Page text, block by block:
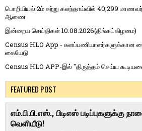
பொறியியல் 2ம் சுற்று கலந்தாய்வில் 40,299
ஆணை
இன்றைய செய்திகள் 10.08.2026(திங்கட்கிழமை)
Census HLO App - களப்பணியாளர்களுக்கான
கையேடு
Census HLO APP-இல் "திருத்தம் செய்ய
FEATURED POST
எம்.பி.பி.எஸ்., பிடிஎஸ் படிப்புகளுக்கு
வெளியீடு!